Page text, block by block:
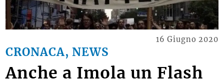
CRONACA, NEWS
16 Giugno 2020
Anche a Imola un Flash